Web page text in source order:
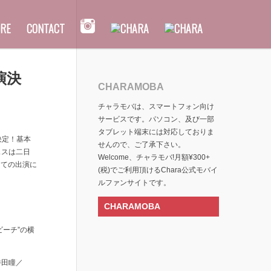
CONTACT
決
定！基本
は二日
の出演に
ーチ”の横
瞳／
CHARAMOBA
チャラモバは、スマートフォン向け
サービスです。パソコン、及び一部
タブレット端末には対応しておりま
せんので、ご了承下さい。
Welcome、チャラモバ!月額¥300+
(税)でご利用頂けるChara公式モバイ
ルファンサイトです。
CHARAMOBA